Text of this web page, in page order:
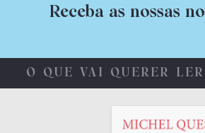
Receba as nossas
O QUE VAI QUERER